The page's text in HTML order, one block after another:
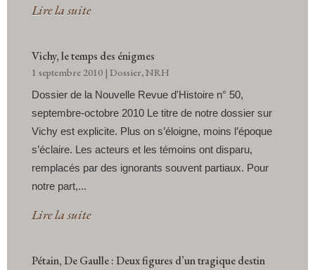
Lire la suite
Vichy, le temps des énigmes
1 septembre 2010 | Dossier,NRH
Dossier de la Nouvelle Revue d'Histoire n° 50,
septembre-octobre 2010 Le titre de notre dossier sur
Vichy est explicite. Plus on s’éloigne, moins l’époque
s’éclaire. Les acteurs et les témoins ont disparu,
remplacés par des ignorants souvent partiaux. Pour
notre part,...
Lire la suite
Pétain, De Gaulle : Deux figures d’un tragique destin